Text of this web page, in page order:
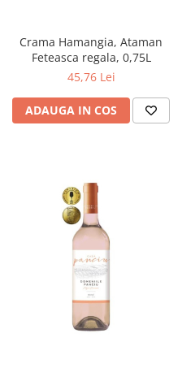
Crama Hamangia, Ataman
Feteasca regala, 0,75L
45,76 Lei
ADAUGA IN COS